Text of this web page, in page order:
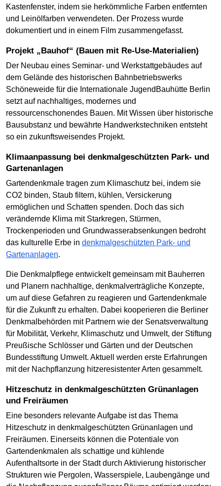
Kastenfenster, indem sie herkömmliche Farben entfernten
und Leinölfarben verwendeten. Der Prozess wurde
dokumentiert und in einem Film zusammengefasst.
Projekt „Bauhof“ (Bauen mit Re-Use-Materialien)
Der Neubau eines Seminar- und Werkstattgebäudes auf
dem Gelände des historischen Bahnbetriebswerks
Schöneweide für die Internationale JugendBauhütte Berlin
setzt auf nachhaltiges, modernes und
ressourcenschonendes Bauen. Mit Wissen über historische
Bausubstanz und bewährte Handwerkstechniken entsteht
so ein zukunftsweisendes Projekt.
Klimaanpassung bei denkmalgeschützten Park- und
Gartenanlagen
Gartendenkmale tragen zum Klimaschutz bei, indem sie
CO2 binden, Staub filtern, kühlen, Versickerung
ermöglichen und Schatten spenden. Doch das sich
verändernde Klima mit Starkregen, Stürmen,
Trockenperioden und Grundwasserabsenkungen bedroht
das kulturelle Erbe in denkmalgeschützten Park- und
Gartenanlagen.
Die Denkmalpflege entwickelt gemeinsam mit Bauherren
und Planern nachhaltige, denkmalverträgliche Konzepte,
um auf diese Gefahren zu reagieren und Gartendenkmale
für die Zukunft zu erhalten. Dabei kooperieren die Berliner
Denkmalbehörden mit Partnern wie der Senatsverwaltung
für Mobilität, Verkehr, Klimaschutz und Umwelt, der Stiftung
Preußische Schlösser und Gärten und der Deutschen
Bundesstiftung Umwelt. Aktuell werden erste Erfahrungen
mit der Nachpflanzung hitzeresistenter Arten gesammelt.
Hitzeschutz in denkmalgeschützten Grünanlagen
und Freiräumen
Eine besonders relevante Aufgabe ist das Thema
Hitzeschutz in denkmalgeschützten Grünanlagen und
Freiräumen. Einerseits können die Potentiale von
Gartendenkmalen als schattige und kühlende
Aufenthaltsorte in der Stadt durch Aktivierung historischer
Strukturen wie Pergolen, Wasserspiele, Laubengänge und